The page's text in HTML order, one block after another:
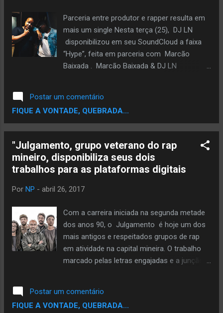
conhecendo mais a cultura hip hop no geral.
A música sempre foi importante, apesar
d'eu ser atriz e estudante de teatro.” LARINU
é o primeira projeto musical da jovem atriz
paulistana Larissa Nunes. Seu estilo, entre o
“Larinu”, que será lançado em Maio. Refúgio
Nav...
Parceria entre produtor e rapper resulta em
mais um single Nesta terça (25), DJ LN
disponibilizou em seu SoundCloud a faixa
“Hype”, feita em parceria com Marcão
Baixada . ​Marcão Baixada & DJ LN
LN assinou a produção da faixa “Daytona”,
presente na mixtape ‘Bastidores de uma
Vida Aleatória’, do Marcão. ​ESCUTE AQUI:
e o rapper aqui . Siga DJ LN:
www.facebook.com/oficialdjln
www.twitter.com/_DJLN
www.instagram.com/_djln
Marcão Baixada:
www.facebook.com/marcaobaixada
www.twitter.com/marcaobaixada
www.instagram.com/marcaobaixada
www.soundcloud.com/marcaobaixada
Postar um comentário
FIQUE A VONTADE, QUEBRADA...
"Julgamento, grupo veterano do rap
mineiro, disponibiliza seus dois
trabalhos para as plataformas digitais
Por NP - abril 26, 2017
Com a carreira iniciada na segunda metade
dos anos 90, o Julgamento é hoje um dos
mais antigos e respeitados grupos de rap
em atividade na capital mineira. O trabalho
marcado pelas letras engajadas e a junção
de existência com um novo álbum e um
documentário, ambos em produção e com
Postar um comentário
FIQUE A VONTADE, QUEBRADA...